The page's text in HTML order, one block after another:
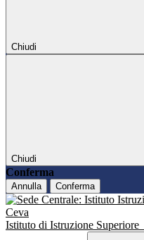
Chiudi
Chiudi
Conferma
Annulla Conferma
Istituto di Istruzione Superiore